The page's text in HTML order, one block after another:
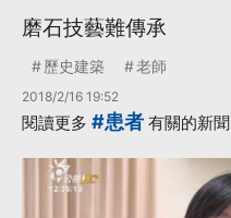
磨石技藝難傳承
歷史建築 老師
2018/2/16 19:52
閱讀更多 #患者 有關的新聞